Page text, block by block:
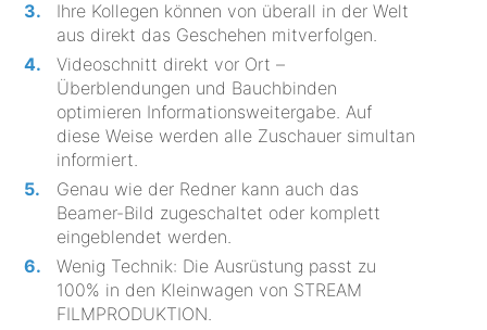
Ihre Kollegen können von überall in der Welt
aus direkt das Geschehen mitverfolgen.
Videoschnitt direkt vor Ort –
Überblendungen und Bauchbinden
optimieren Informationsweitergabe. Auf
diese Weise werden alle Zuschauer simultan
informiert.
Genau wie der Redner kann auch das
Beamer-Bild zugeschaltet oder komplett
eingeblendet werden.
Wenig Technik: Die Ausrüstung passt zu
100% in den Kleinwagen von STREAM
FILMPRODUKTION.